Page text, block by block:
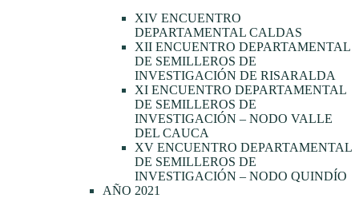
XIV ENCUENTRO
DEPARTAMENTAL CALDAS
XII ENCUENTRO DEPARTAMENTAL
DE SEMILLEROS DE
INVESTIGACIÓN DE RISARALDA
XI ENCUENTRO DEPARTAMENTAL
DE SEMILLEROS DE
INVESTIGACIÓN – NODO VALLE
DEL CAUCA
XV ENCUENTRO DEPARTAMENTAL
DE SEMILLEROS DE
INVESTIGACIÓN – NODO QUINDÍO
AÑO 2021